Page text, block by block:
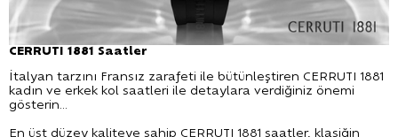
CERRUTI 1881 Saatler
İtalyan tarzını Fransız zarafeti ile bütünleştiren CERRUTI 1881
kadın ve erkek kol saatleri ile detaylara verdiğiniz önemi
gösterin...
En üst düzey kaliteye sahip CERRUTI 1881 saatler, klasiğin